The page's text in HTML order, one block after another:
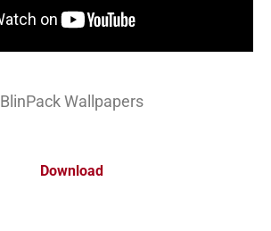
BlinPack Wallpapers
Download